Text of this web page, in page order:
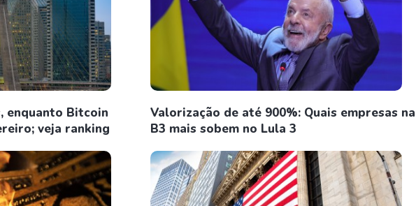
enquanto Bitcoin
veja ranking
Valorização de até 900%: Quais empresas na
B3 mais sobem no Lula 3